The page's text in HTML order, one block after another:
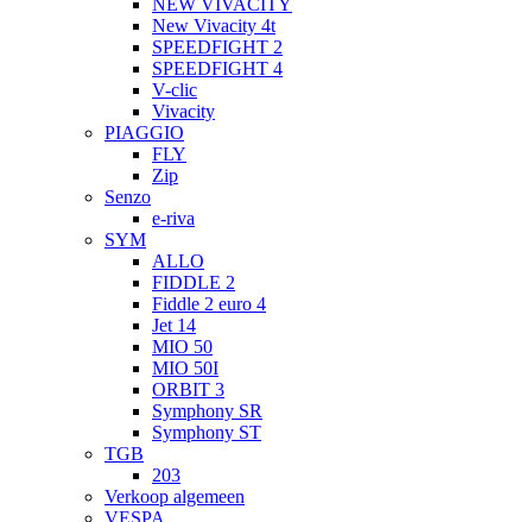
NEW VIVACITY
New Vivacity 4t
SPEEDFIGHT 2
SPEEDFIGHT 4
V-clic
Vivacity
PIAGGIO
FLY
Zip
Senzo
e-riva
SYM
ALLO
FIDDLE 2
Fiddle 2 euro 4
Jet 14
MIO 50
MIO 50I
ORBIT 3
Symphony SR
Symphony ST
TGB
203
Verkoop algemeen